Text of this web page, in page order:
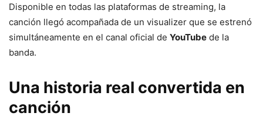
Disponible en todas las plataformas de streaming, la
canción llegó acompañada de un visualizer que se estrenó
simultáneamente en el canal oficial de YouTube de la
banda.
Una historia real convertida en
canción